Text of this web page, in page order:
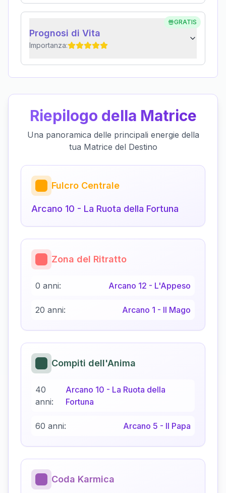
GRATIS
Prognosi di Vita
Importanza:
Riepilogo della Matrice
Una panoramica delle principali energie della
tua Matrice del Destino
Fulcro Centrale
Arcano 10 - La Ruota della Fortuna
Zona del Ritratto
0 anni: Arcano 12 - L'Appeso
20 anni: Arcano 1 - Il Mago
Compiti dell'Anima
40
anni:
Arcano 10 - La Ruota della
Fortuna
60 anni: Arcano 5 - Il Papa
Coda Karmica